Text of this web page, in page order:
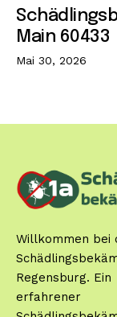
Main 60433
Mai 30, 2026
Willkommen bei
Regensburg. Ein
erfahrener